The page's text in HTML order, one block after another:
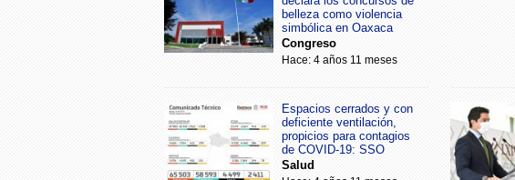
belleza como violencia
simbólica en Oaxaca
Congreso
Hace: 4 años 11 meses
Espacios cerrados y con
deficiente ventilación,
propicios para contagios
de COVID-19: SSO
Salud